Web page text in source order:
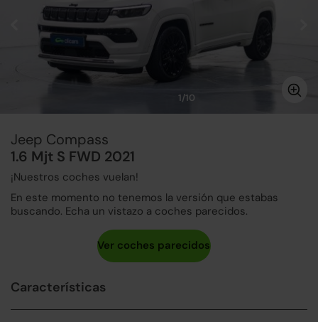
1/10
Jeep Compass
1.6 Mjt S FWD 2021
¡Nuestros coches vuelan!
En este momento no tenemos la versión que estabas
buscando. Echa un vistazo a coches parecidos.
Características